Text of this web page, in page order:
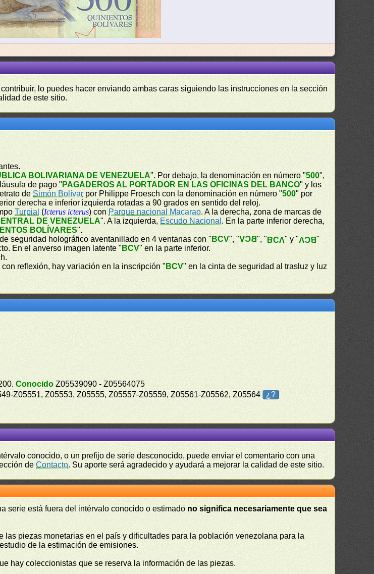
lo puedes hacer enviando ambas caras siguiendo las instrucciones en la sección
de este sitio.
BOLIVARIANA DE VENEZUELA". Por debajo, la denominación en número "500",
de pago " PAGADEROS AL PORTADOR EN LAS OFICINAS DEL BANCO" y los
deSimón Bolívar por Philippe Froesch con la denominación en número "500" por
derecha e inferior izquierda rotadas a 90 grados en sentido del reloj.
Turpial (Icterus icterus) con Parque nacional Macarao. A la derecha, zona de marcas de
DE VENEZUELA". A la izquierda, Escudo Nacional . En la parte inferior derecha,
BOLÍVARES".
seguridad holográfico aventanillado en 4 ventanas con " BCV", "BCV", "BCV" y "BCV"
En el anverso imagen latente " BCV" en la parte inferior.
reflexión, hay variación en la inscripción " BCV" en la cinta de seguridad al trasluz y luz
Conocido Z05539090 - Z05564075
Z05551, Z05553, Z05555, Z05557-Z05559, Z05561-Z05562, Z05564
¿?
conocido, o un prefijo de serie desconocido, puede enviar el comentario con una
deContacto. Su aporte será agradecido y ayudará a mejorar la calidad de este sitio.
serie está fuera del intérvalo conocido o estimado no significa necesariamente que sea
piezas monetarias en el país y dificultades para la población venezolana para la
de la estimación de emisiones.
hay coleccionistas que se reserva la información de las piezas.